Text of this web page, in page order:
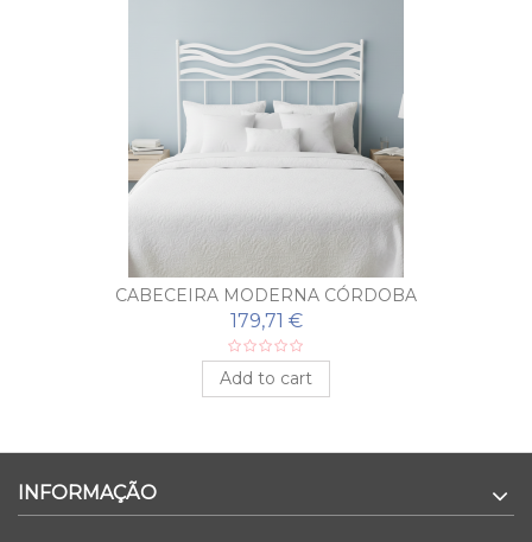
CABECEIRA MODERNA CÓRDOBA
179,71 €
Add to cart
INFORMAÇÃO